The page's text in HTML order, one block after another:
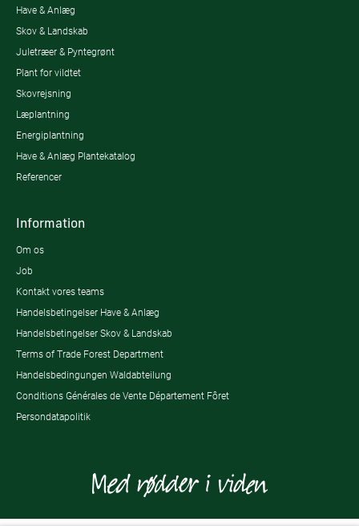
Have & Anlæg
Skov & Landskab
Juletræer & Pyntegrønt
Plant for vildtet
Skovrejsning
Læplantning
Energiplantning
Have & Anlæg Plantekatalog
Referencer
Information
Om os
Job
Kontakt vores teams
Handelsbetingelser Have & Anlæg
Handelsbetingelser Skov & Landskab
Terms of Trade Forest Department
Handelsbedingungen Waldabteilung
Conditions Générales de Vente Département Fôret
Persondatapolitik